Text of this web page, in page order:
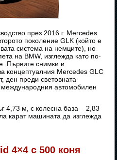
през 2016 г. Mercedes
поколение GLK (който е
система на немците), но
на BMW, изглежда като по-
Първите снимки и
концептуалния Mercedes GLC
ден преди световната
автомобилен
4,73 м, с колесна база – 2,83
карат машината да изглежда
4×4 с 500 коня